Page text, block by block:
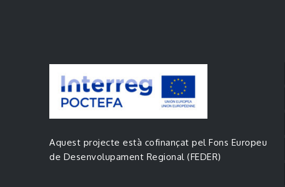
Aquest projecte està cofinançat pel Fons Europeu
de Desenvolupament Regional (FEDER)